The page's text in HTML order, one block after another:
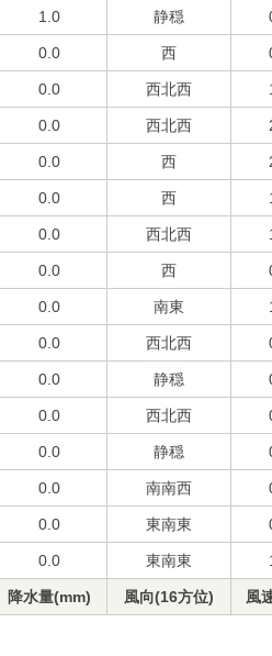
1.0 静穏
0.0 西
0.0 西北西
0.0 西北西
0.0 西
0.0 西
0.0 西北西
0.0 西
0.0 南東
0.0 西北西
0.0 静穏
0.0 西北西
0.0 静穏
0.0 南南西
0.0 東南東
0.0 東南東
降水量(mm) 風向(16方位) 風